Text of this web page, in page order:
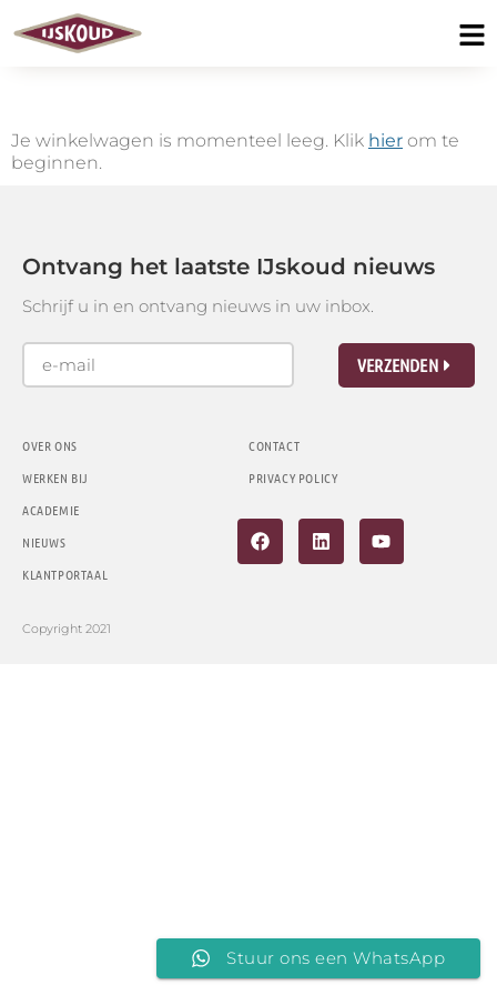
Je winkelwagen is momenteel leeg. Klik hier om te
beginnen.
Ontvang het laatste IJskoud nieuws
Schrijf u in en ontvang nieuws in uw inbox.
VERZENDEN
OVER ONS
WERKEN BIJ
ACADEMIE
NIEUWS
KLANTPORTAAL
CONTACT
PRIVACY POLICY
Copyright 2021
Stuur ons een WhatsApp